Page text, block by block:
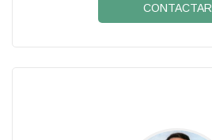
CONTACTAR